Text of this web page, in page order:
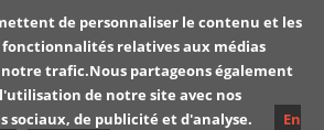
de
Yuyine
de personnaliser le contenu et les
relatives aux médias
trafic.Nous partageons également
de notre site avec nos
sociaux, de publicité et d'analyse.
En